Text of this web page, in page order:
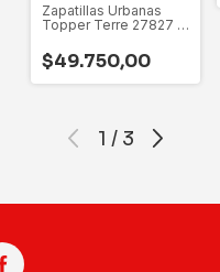
Zapatillas Urbanas
Topper Terre 27827 -
$49.750,00
1 / 3